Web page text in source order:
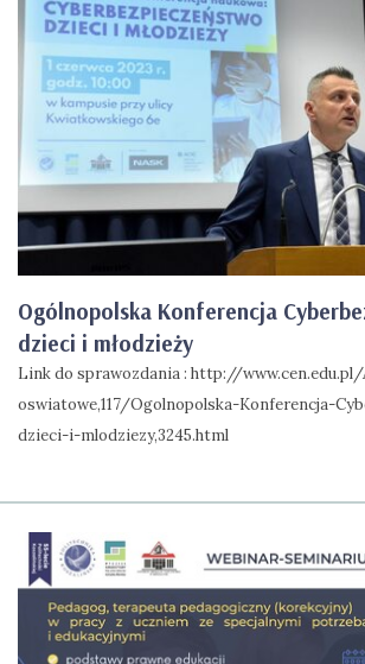
Ogólnopolska Konferencja
dzieci i młodzieży
Link do sprawozdania : http://
oswiatowe,117/Ogolnopolska-Konferencja-
dzieci-i-mlodziezy,3245.html